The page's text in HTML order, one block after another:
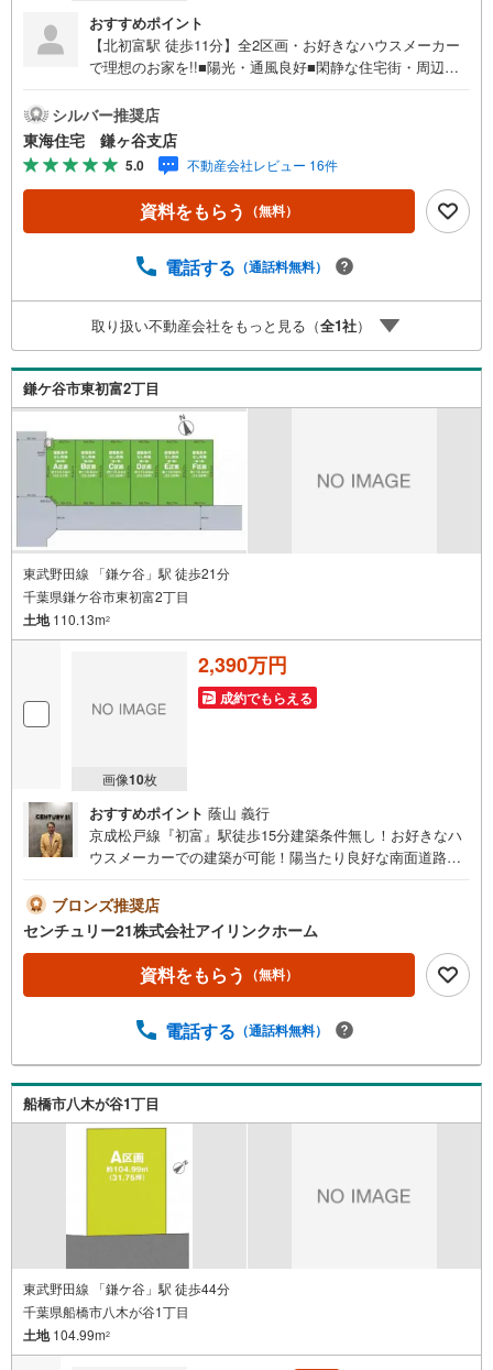
おすすめポイント
【北初富駅 徒歩11分】全2区画・お好きなハウスメーカー
で理想のお家を!!■陽光・通風良好■閑静な住宅街・周辺交
メーカーで建築可■住宅ご購入に関する様々なご質問などお
気軽にお問合せください！頭金0円からの住宅購入をサポー
ト！●自己資金が少ない方・自営業や勤続年数が少なく不安
のある方、お借入れのある方等住宅ローン相談実施中！○○
現地見学・ご来店（事前にご予約ください）○○営業時間/9:
30～18:30営業時間中はお電話のお問い合わせがスムーズで
学（60分～）■物件探しのご相談（30分～）■資金計画のご
（60分～）■その他のご相談（30分～）●ご案内はお客様の
お時間のご都合に合わせて約30分位から可能です。明るい
時間に内見をして詳しいお話は改めて夕方になど臨機応変
ご対応させて頂きます。
シルバー推奨店
東海住宅 鎌ヶ谷支店
5.0 不動産会社レビュー 16件
資料をもらう （無料）
電話する （通話料無料）
取り扱い不動産会社をもっと見る（全1社）
鎌ケ谷市東初富2丁目
東武野田線 「鎌ケ谷」駅 徒歩21分
千葉県鎌ケ谷市東初富2丁目
土地110.13m2
画像10枚
2,390万円
成約でもらえる
おすすめポイント 蔭山 義行
京成松戸線『初富』駅徒歩15分建築条件無し！お好きなハ
ウスメーカーでの建築が可能！陽当たり良好な南面道路資
なら【アイリンクホーム】にお任せください～●人気の角地
●小学校、保育園徒歩10分以内●公園充実●閑静な住宅街●ス
ーパー徒歩12分□■□現地内覧ツアー開催中!!□■□（※事前に
必ずお問い合わせくださいませ）《コース内容（所要時
間）》・サクッと内覧コース （30分～）・じっくり内
～）・まずは住宅ローン相談から （30分～）【資料請求
おります!!ご希望の日程、お時間をお知らせください。ご連
絡を心よりお待ちしております！
ブロンズ推奨店
センチュリー21株式会社アイリンクホーム
資料をもらう （無料）
電話する （通話料無料）
船橋市八木が谷1丁目
東武野田線 「鎌ケ谷」駅 徒歩44分
千葉県船橋市八木が谷1丁目
土地104.99m2